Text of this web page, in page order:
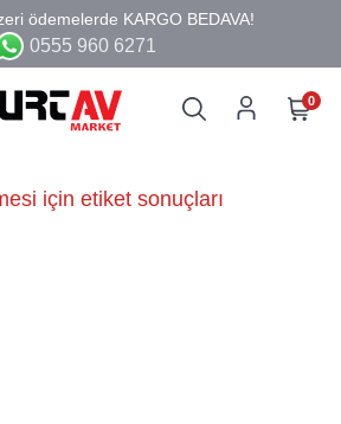
0555 960 6271
0
için etiket sonuçları